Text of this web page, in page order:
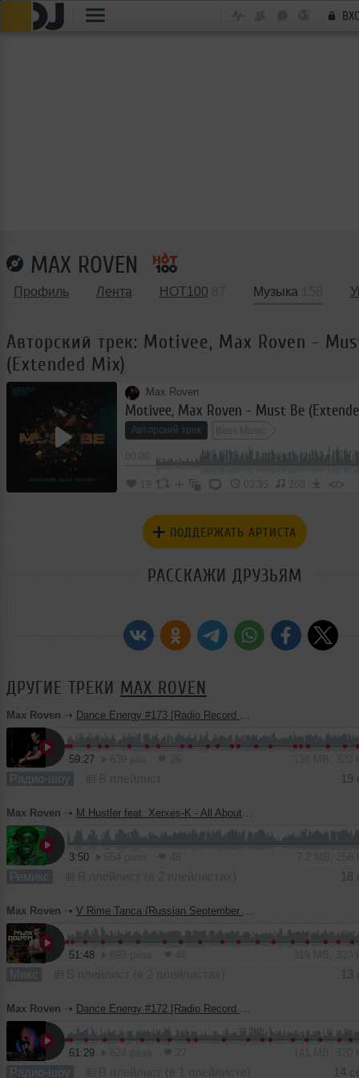
MAX ROVEN
Профиль Лента HOT100 Музыка
Авторский трек: Motivee, Max Roven -
(Extended Mix)
Max Roven
Motivee, Max Roven - Must Be
Авторский трек Bass Music
19 03:35 260 </>
ПОДДЕРЖАТЬ АРТИСТА
РАССКАЖИ ДРУЗЬЯМ
ДРУГИЕ ТРЕКИ MAX ROVEN
Max Roven ➝ Dance Energy #173 [Radio Record Future 16.08.2024]
59:27
Радио-шоу 19
Max Roven ➝ M.Hustler feat. Xerxes-K - All About You (Max Roven Remix)
3:50
Ремикс 18
Max Roven ➝ V Rime Tanca (Russian September Edition)
51:48
Микс 13
Max Roven ➝ Dance Energy #172 [Radio Record Future 09.08.2024]
61:29
Радио-шоу 14